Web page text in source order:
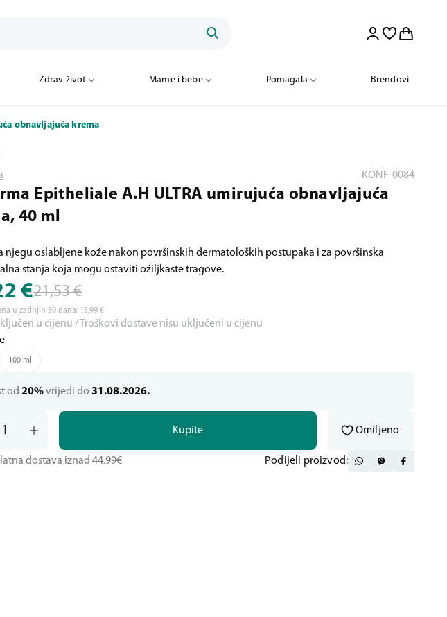
Zdrav život Mame i bebe Pomagala Brendovi
obnavljajuća krema
KONF-0084
Epitheliale A.H ULTRA umirujuća obnavljajuća
40 ml
njegu oslabljene kože nakon površinskih dermatoloških postupaka i za površinska
stanja koja mogu ostaviti ožiljkaste tragove.
€21,53 €
u zadnjih 30 dana: 18,99 €
u cijenu / Troškovi dostave nisu uključeni u cijenu
100 ml
od 20%vrijedi do 31.08.2026.
Kupite Omiljeno
dostava iznad 44.99€ Podijeli proizvod: